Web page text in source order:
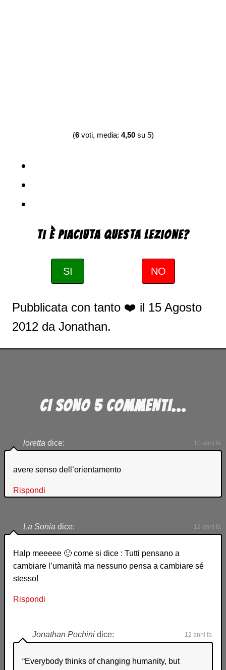
(6voti, media: 4,50su 5)
Ti è piaciuta questa Lezione?
SI NO
Pubblicata con tanto ❤️ il 15 Agosto
2012 da Jonathan.
CI SONO 5 COMMENTI...
loretta dice: 10 anni fa
avere senso dell’orientamento
Rispondi
La Sonia dice: 12 anni fa
Halp meeeee 🙂 come si dice : Tutti pensano a
cambiare l’umanità ma nessuno pensa a cambiare sé
stesso!
Rispondi
Jonathan Pochini dice: 12 anni fa
“Everybody thinks of changing humanity, but